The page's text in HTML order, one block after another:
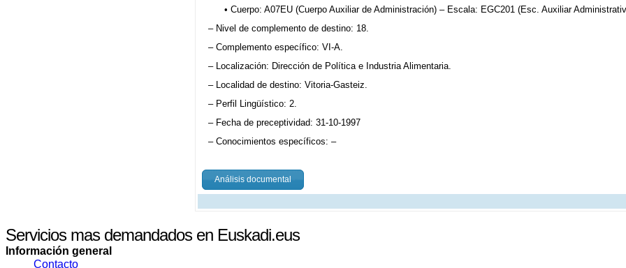
• Cuerpo: A07EU (Cuerpo Auxiliar de Administración) – Escala: EGC201 (Esc. Auxiliar
– Nivel de complemento de destino: 18.
– Complemento específico: VI-A.
– Localización: Dirección de Política e Industria Alimentaria.
– Localidad de destino: Vitoria-Gasteiz.
– Perfil Lingüístico: 2.
– Fecha de preceptividad: 31-10-1997
– Conocimientos específicos: –
Análisis documental
Servicios mas demandados en Euskadi.eus
Información general
Contacto